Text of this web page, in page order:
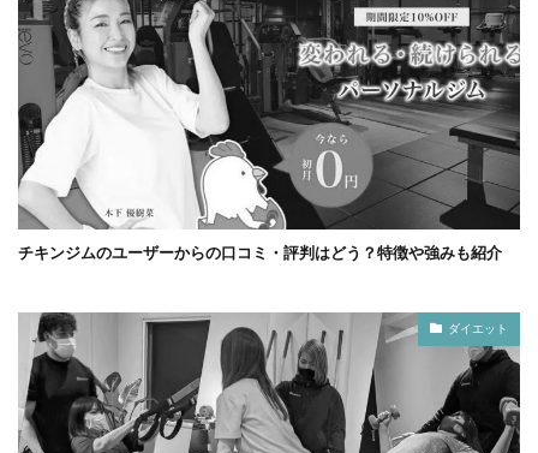
チキンジムのユーザーからの口コミ・評判はどう？特徴や強みも紹介
ダイエット